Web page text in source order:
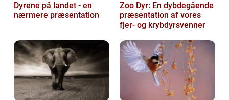
Dyrene på landet - en
nærmere præsentation
Zoo Dyr: En dybdegående
præsentation af vores
fjer- og krybdyrsvenner